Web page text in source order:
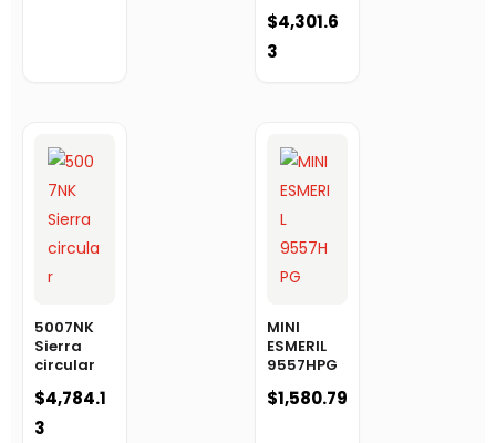
$4,301.6
3
5007NK
Sierra
circular
$4,784.1
3
MINI
ESMERIL
9557HPG
$1,580.79